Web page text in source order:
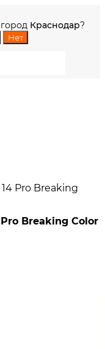
Краснодар?
Pro Breaking
Breaking Color